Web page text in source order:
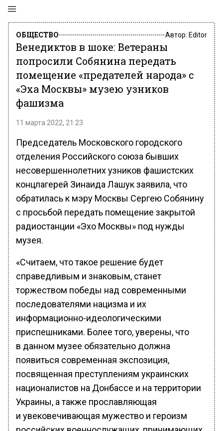
ОБЩЕСТВО Автор: Editor
Венедиктов в шоке: Ветераны
попросили Собянина передать
помещение «предателей народа» с
«Эха Москвы» музею узников
фашизма
11 марта 2022, 21:23
Председатель Московского городского
отделения Российского союза бывших
несовершеннолетних узников фашистских
концлагерей Зинаида Лашук заявила, что
обратилась к мэру Москвы Сергею Собянину
с просьбой передать помещение закрытой
радиостанции «Эхо Москвы» под нужды
музея.
«Считаем, что такое решение будет
справедливым и знаковым, станет
торжеством победы над современными
последователями нацизма и их
информационно-идеологическими
приспешниками. Более того, уверены, что
в данном музее обязательно должна
появиться современная экспозиция,
посвященная преступлениям украинских
националистов на Донбассе и на территории
Украины, а также прославляющая
и увековечивающая мужество и героизм